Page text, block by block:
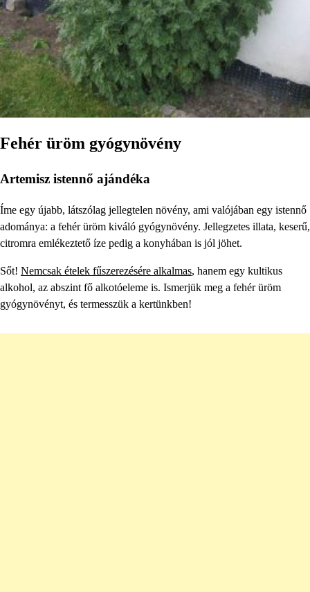
Fehér üröm gyógynövény
Artemisz istennő ajándéka
Íme egy újabb, látszólag jellegtelen növény, ami valójában egy istennő
adománya: a fehér üröm kiváló gyógynövény. Jellegzetes illata, keserű,
citromra emlékeztető íze pedig a konyhában is jól jöhet.
Sőt! Nemcsak ételek fűszerezésére alkalmas, hanem egy kultikus
alkohol, az abszint fő alkotóeleme is. Ismerjük meg a fehér üröm
gyógynövényt, és termesszük a kertünkben!